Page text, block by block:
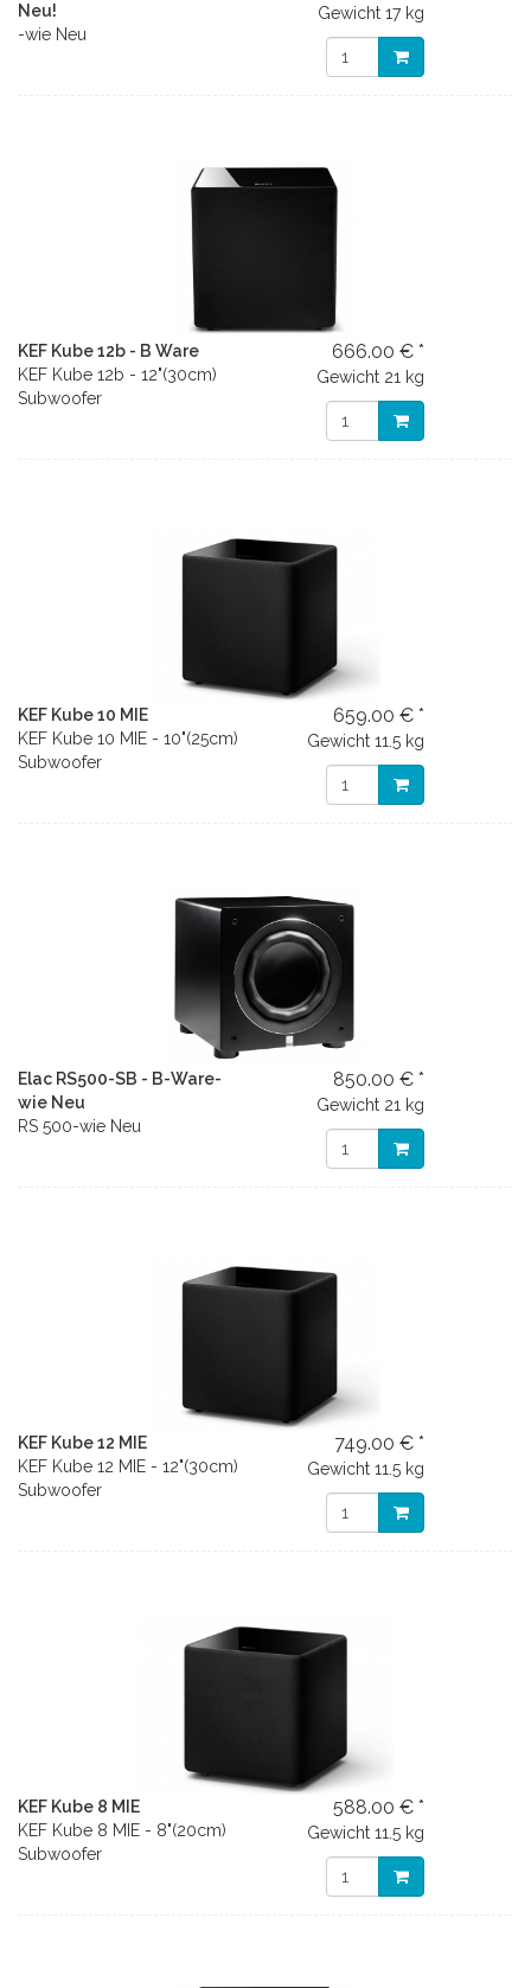
Neu!
-wie Neu
Gewicht 17 kg
KEF Kube 12b - B Ware
KEF Kube 12b - 12"(30cm)
Subwoofer
666.00 € *
Gewicht 21 kg
KEF Kube 10 MIE
KEF Kube 10 MIE - 10"(25cm)
Subwoofer
659.00 € *
Gewicht 11.5 kg
Elac RS500-SB - B-Ware-
wie Neu
RS 500-wie Neu
850.00 € *
Gewicht 21 kg
KEF Kube 12 MIE
KEF Kube 12 MIE - 12"(30cm)
Subwoofer
749.00 € *
Gewicht 11.5 kg
KEF Kube 8 MIE
KEF Kube 8 MIE - 8"(20cm)
Subwoofer
588.00 € *
Gewicht 11.5 kg